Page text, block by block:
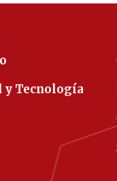
y Tecnología